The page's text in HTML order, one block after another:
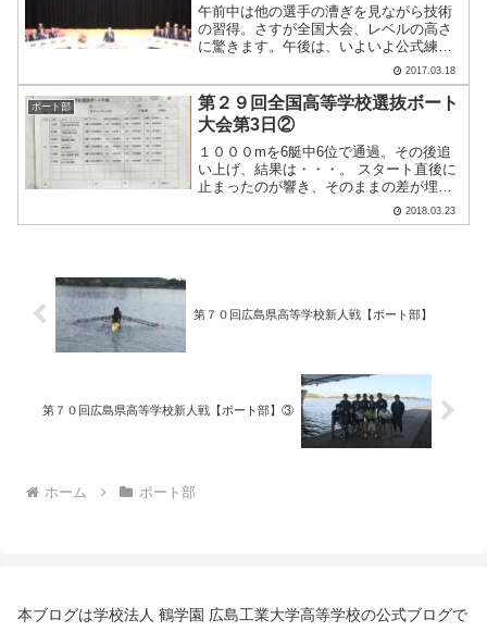
午前中は他の選手の漕ぎを見ながら技術
の習得。さすが全国大会、レベルの高さ
に驚きます。午後は、いよいよ公式練習
です。リギング、自分のレーンの試漕、
デリグを2時間以内にこなします。本日は
強風の中、行なわれました。限られた時
間内の作業なので、2人.....
2017.03.18
ボート部
第２９回全国高等学校選抜ボート
大会第3日②
１０００mを6艇中6位で通過。その後追
い上げ、結果は・・・。 スタート直後に
止まったのが響き、そのままの差が埋め
られず、５位でゴール。残念ながら午後
の敗者復活戦にまわります。組み合わせ
2018.03.23
第７０回広島県高等学校新人戦【ボート部】
第７０回広島県高等学校新人戦【ボート部】③
ホーム ボート部
本ブログは学校法人 鶴学園 広島工業大学高等学校の公式ブログで